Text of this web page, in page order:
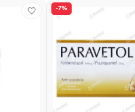
-7%